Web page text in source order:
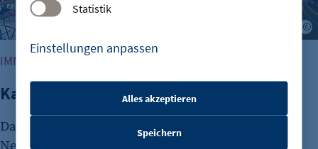
Statistik
Einstellungen anpassen
etracker Sitzungs-Cookie
Alles akzeptieren
Speichern
IMMOBILIEN
Kalle Neukölln: Food Hall vor Neustart
Das frühere Karstadt-Schnäppchencenter an der
Neuköllner Karl-Marx-Straße wurde im Frühjahr